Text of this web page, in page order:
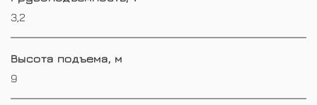
3,2
Высота подъема, м
9